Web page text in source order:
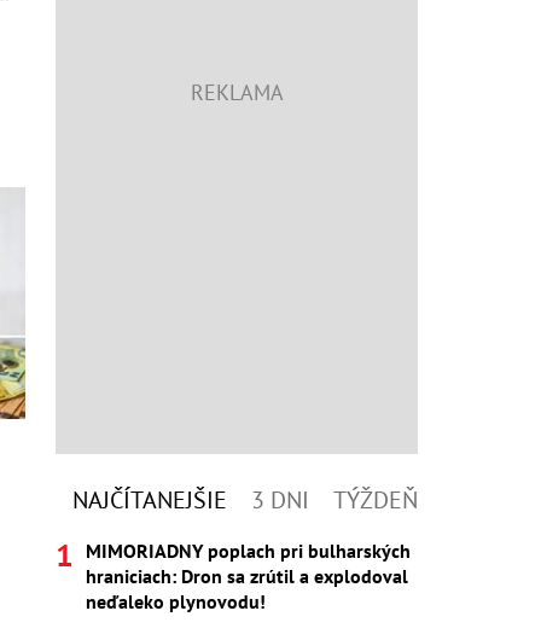
NAJČÍTANEJŠIE 3 DNI TÝŽDEŇ
MIMORIADNY poplach pri bulharských
hraniciach: Dron sa zrútil a explodoval
neďaleko plynovodu!